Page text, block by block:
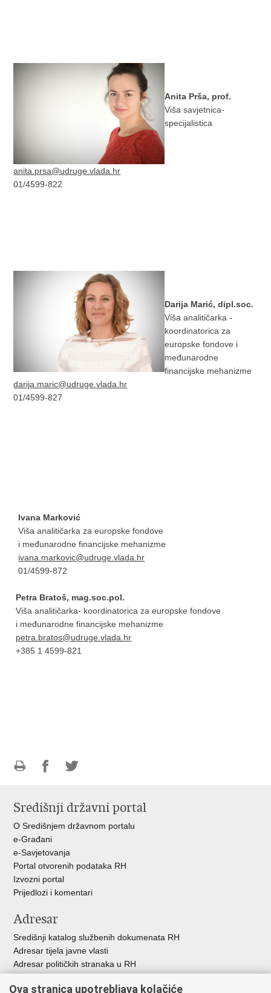
Anita Prša, prof.
Viša savjetnica-
specijalistica
anita.prsa@udruge.vlada.hr
01/4599-822
Darija Marić, dipl.soc.
Viša analitičarka -
koordinatorica za
europske fondove i
međunarodne
financijske mehanizme
darija.maric@udruge.vlada.hr
01/4599-827
Ivana Marković
Viša analitičarka za europske fondove
i međunarodne financijske mehanizme
ivana.markovic@udruge.vlada.hr
01/4599-872
Petra Bratoš, mag.soc.pol.
Viša analitičarka- koordinatorica za europske fondove
i međunarodne financijske mehanizme
petra.bratos@udruge.vlada.hr
+385 1 4599-821
FacebookuTwitteru
Središnji državni portal
O Središnjem državnom portalu
e-Građani
e-Savjetovanja
Portal otvorenih podataka RH
Izvozni portal
Prijedlozi i komentari
Adresar
Središnji katalog službenih dokumenata RH
Adresar tijela javne vlasti
Adresar političkih stranaka u RH
Besplatni telefoni javne uprave
Ova stranica upotrebljava kolačiće